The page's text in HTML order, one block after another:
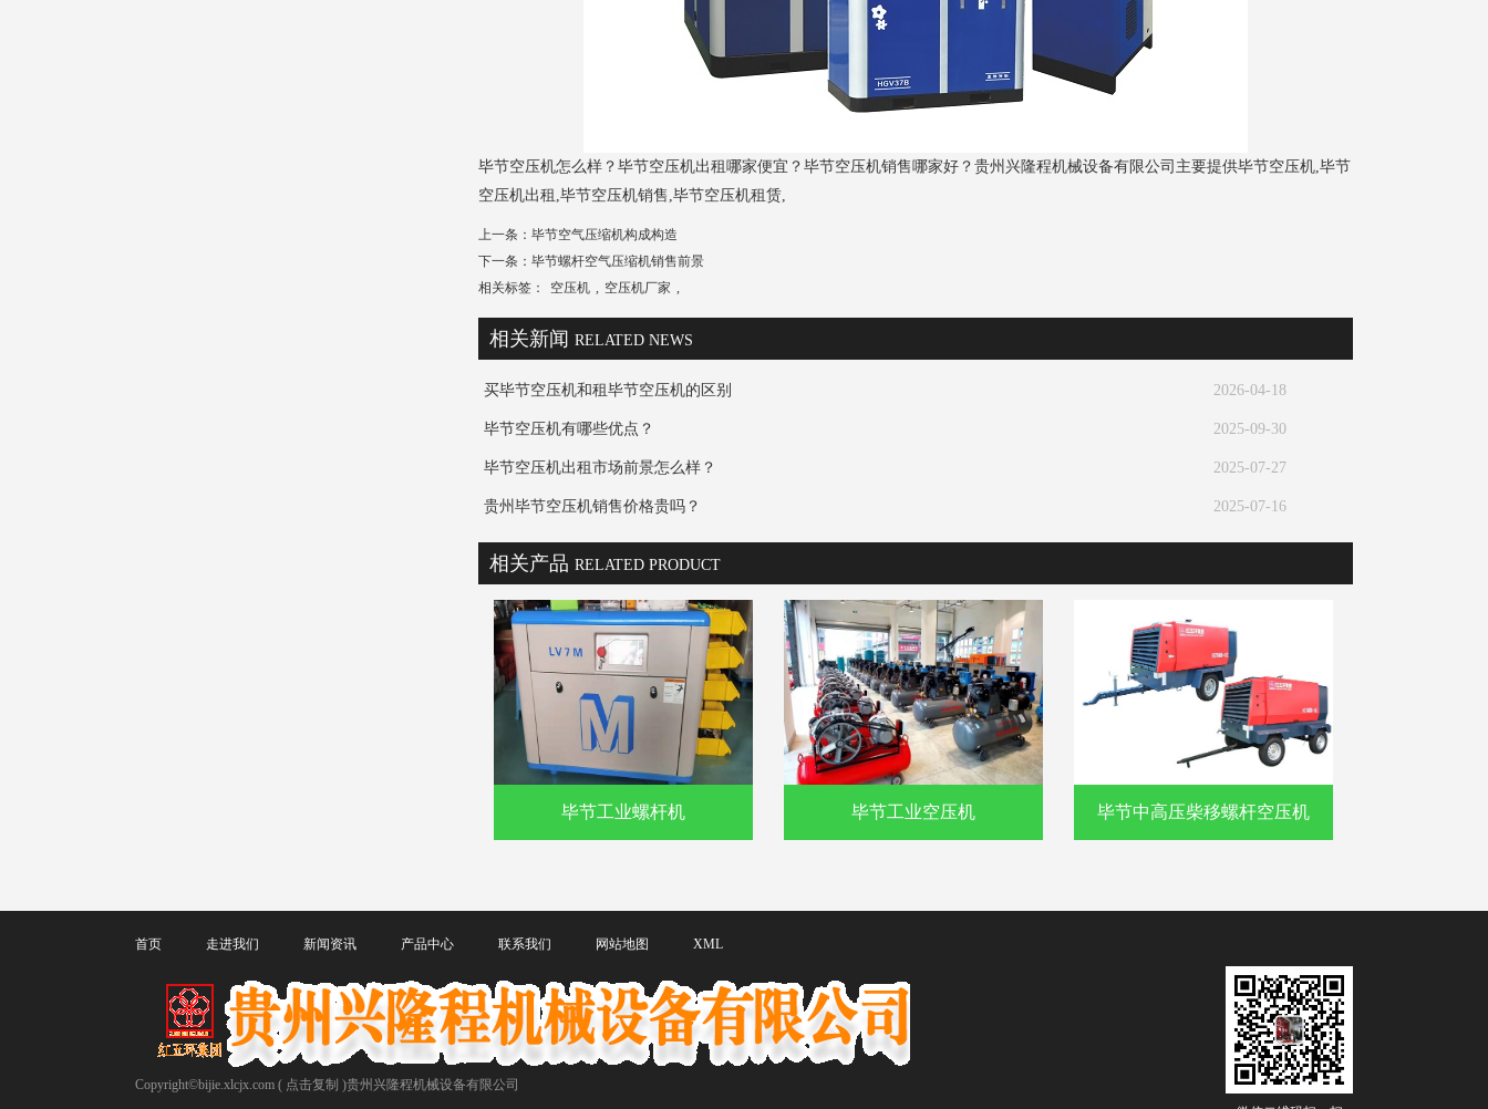
毕节空压机怎么样？毕节空压机出租哪家便宜？毕节空压机销售哪家好？贵州兴隆程机械设备有限公司主要提供毕节空压机,毕节
空压机出租,毕节空压机销售,毕节空压机租赁,
上一条： 毕节空气压缩机构成构造
下一条： 毕节螺杆空气压缩机销售前景
相关标签：
空压机 , 空压机厂家 ,
相关新闻 RELATED NEWS
买毕节空压机和租毕节空压机的区别 2026-04-18
毕节空压机有哪些优点？ 2025-09-30
毕节空压机出租市场前景怎么样？ 2025-07-27
贵州毕节空压机销售价格贵吗？ 2025-07-16
相关产品 RELATED PRODUCT
毕节工业螺杆机 毕节工业空压机 毕节中高压柴移螺杆空压机
首页 走进我们 新闻资讯 产品中心 联系我们 网站地图 XML
Copyright©bijie.xlcjx.com ( 点击复制 )贵州兴隆程机械设备有限公司